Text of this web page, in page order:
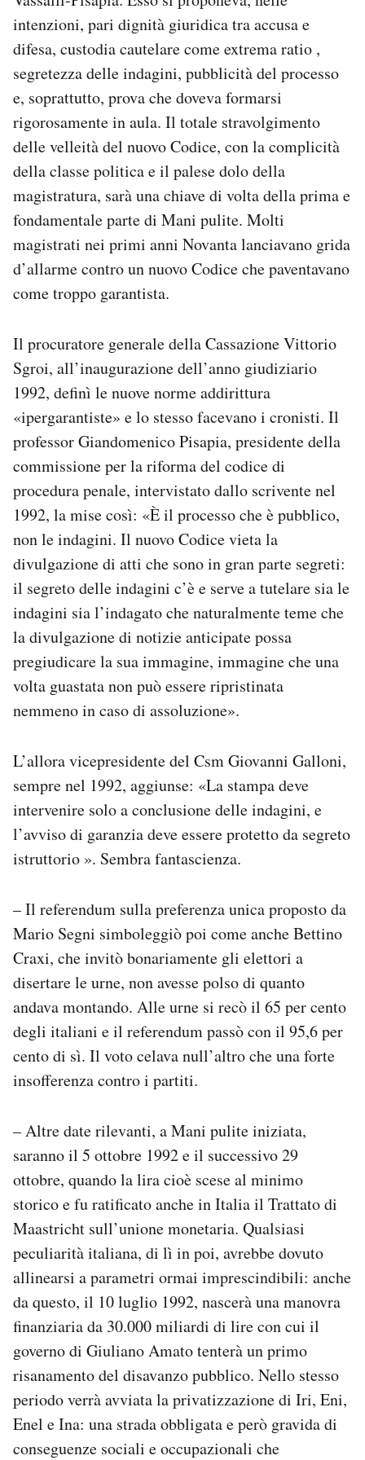
intenzioni, pari dignità giuridica tra accusa e
difesa, custodia cautelare come extrema ratio ,
segretezza delle indagini, pubblicità del processo
e, soprattutto, prova che doveva formarsi
rigorosamente in aula. Il totale stravolgimento
delle velleità del nuovo Codice, con la complicità
della classe politica e il palese dolo della
magistratura, sarà una chiave di volta della prima e
fondamentale parte di Mani pulite. Molti
magistrati nei primi anni Novanta lanciavano grida
d’allarme contro un nuovo Codice che paventavano
come troppo garantista.
Il procuratore generale della Cassazione Vittorio
Sgroi, all’inaugurazione dell’anno giudiziario
1992, definì le nuove norme addirittura
«ipergarantiste» e lo stesso facevano i cronisti. Il
professor Giandomenico Pisapia, presidente della
commissione per la riforma del codice di
procedura penale, intervistato dallo scrivente nel
1992, la mise così: «È il processo che è pubblico,
non le indagini. Il nuovo Codice vieta la
divulgazione di atti che sono in gran parte segreti:
il segreto delle indagini c’è e serve a tutelare sia le
indagini sia l’indagato che naturalmente teme che
la divulgazione di notizie anticipate possa
pregiudicare la sua immagine, immagine che una
volta guastata non può essere ripristinata
nemmeno in caso di assoluzione».
L’allora vicepresidente del Csm Giovanni Galloni,
sempre nel 1992, aggiunse: «La stampa deve
intervenire solo a conclusione delle indagini, e
l’avviso di garanzia deve essere protetto da segreto
istruttorio ». Sembra fantascienza.
– Il referendum sulla preferenza unica proposto da
Mario Segni simboleggiò poi come anche Bettino
Craxi, che invitò bonariamente gli elettori a
disertare le urne, non avesse polso di quanto
andava montando. Alle urne si recò il 65 per cento
degli italiani e il referendum passò con il 95,6 per
cento di sì. Il voto celava null’altro che una forte
insofferenza contro i partiti.
– Altre date rilevanti, a Mani pulite iniziata,
saranno il 5 ottobre 1992 e il successivo 29
ottobre, quando la lira cioè scese al minimo
storico e fu ratificato anche in Italia il Trattato di
Maastricht sull’unione monetaria. Qualsiasi
peculiarità italiana, di lì in poi, avrebbe dovuto
allinearsi a parametri ormai imprescindibili: anche
da questo, il 10 luglio 1992, nascerà una manovra
finanziaria da 30.000 miliardi di lire con cui il
governo di Giuliano Amato tenterà un primo
risanamento del disavanzo pubblico. Nello stesso
periodo verrà avviata la privatizzazione di Iri, Eni,
Enel e Ina: una strada obbligata e però gravida di
conseguenze sociali e occupazionali che